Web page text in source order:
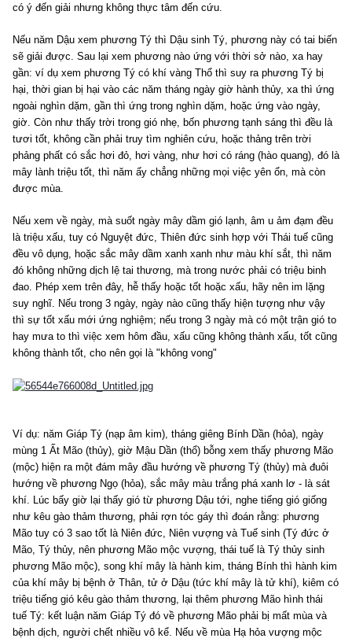
có ý đến giải nhưng không thực tâm đến cứu.
Nếu năm Dậu xem phương Tý thì Dậu sinh Tý, phương này có tai biến
sẽ giải được. Sau lại xem phương nào ứng với thời sở nào, xa hay
gần: ví dụ xem phương Tý có khí vàng Thổ thì suy ra phương Tý bị
hại, thời gian bị hại vào các năm tháng ngày giờ hành thủy, xa thì ứng
ngoài nghìn dặm, gần thì ứng trong nghìn dặm, hoặc ứng vào ngày,
giờ. Còn như thấy trời trong gió nhẹ, bốn phương tạnh sáng thì đều là
tươi tốt, không cần phải truy tìm nghiên cứu, hoặc thảng trên trời
phảng phất có sắc hơi đỏ, hơi vàng, như hơi có ráng (hào quang), đó là
mây lành triệu tốt, thì năm ấy chẳng những mọi việc yên ổn, mà còn
được mùa.
Nếu xem về ngày, mà suốt ngày mây dầm gió lạnh, âm u ảm đạm đều
là triệu xấu, tuy có Nguyệt đức, Thiên đức sinh hợp với Thái tuế cũng
đều vô dụng, hoặc sắc mây dầm xanh xanh như màu khí sắt, thì năm
đó không những dịch lệ tai thương, mà trong nước phải có triệu binh
đao. Phép xem trên đây, hễ thấy hoặc tốt hoặc xấu, hãy nên im lặng
suy nghĩ. Nếu trong 3 ngày, ngày nào cũng thấy hiện tượng như vậy
thì sự tốt xấu mới ứng nghiệm; nếu trong 3 ngày mà có một trận gió to
hay mưa to thì việc xem hôm đầu, xấu cũng không thành xấu, tốt cũng
không thành tốt, cho nên gọi là "không vong"
Ví dụ: năm Giáp Tý (nạp âm kim), tháng giêng Bính Dần (hỏa), ngày
mùng 1 Ất Mão (thủy), giờ Mậu Dần (thổ) bỗng xem thấy phương Mão
(mộc) hiện ra một đám mây đầu hướng về phương Tý (thủy) mà đuôi
hướng về phương Ngọ (hỏa), sắc mây màu trắng phá xanh lơ - là sát
khí. Lúc bấy giờ lại thấy gió từ phương Dậu tới, nghe tiếng gió giống
như kêu gào thảm thương, phải rợn tóc gáy thì đoán rằng: phương
Mão tuy có 3 sao tốt là Niên đức, Niên vượng và Tuế sinh (Tý đức ở
Mão, Tý thủy, nên phương Mão mộc vượng, thái tuế là Tý thủy sinh
phương Mão mộc), song khí mây là hành kim, tháng Bính thì hành kim
của khí mây bị bệnh ở Thân, tử ở Dậu (tức khí mây là tử khí), kiêm có
triệu tiếng gió kêu gào thảm thương, lại thêm phương Mão hình thái
tuế Tý: kết luận năm Giáp Tý đó về phương Mão phải bị mất mùa và
bệnh dịch, người chết nhiều vô kể. Nếu về mùa Hạ hỏa vượng mộc